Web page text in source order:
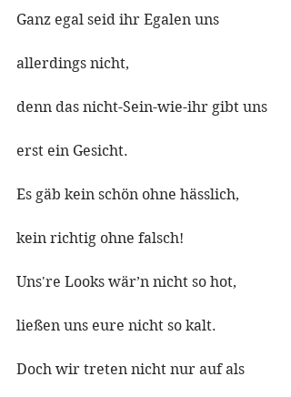
Ganz egal seid ihr Egalen uns
allerdings nicht,
denn das nicht-Sein-wie-ihr gibt uns
erst ein Gesicht.
Es gäb kein schön ohne hässlich,
kein richtig ohne falsch!
Uns're Looks wär’n nicht so hot,
ließen uns eure nicht so kalt.
Doch wir treten nicht nur auf als